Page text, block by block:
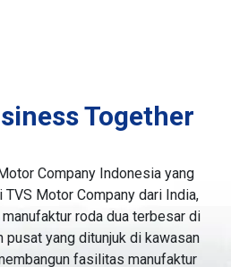
Together
Company Indonesia yang
TVS Motor Company dari India,
roda dua terbesar di
pusat yang ditunjuk di kawasan
fasilitas manufaktur